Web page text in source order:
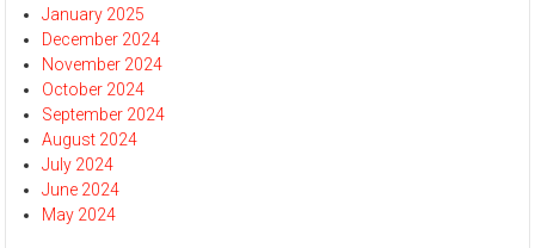
January 2025
December 2024
November 2024
October 2024
September 2024
August 2024
July 2024
June 2024
May 2024